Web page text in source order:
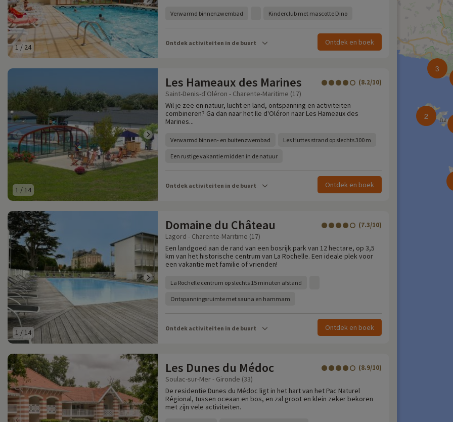
1 / 24
Verwarmd binnenzwembad Kinderclub met mascotte Dino
Ontdek activiteiten in de buurt Ontdek en boek
1 / 14
Les Hameaux des Marines (8.2/10)
Saint-Denis-d'Oléron - Charente-Maritime (17)
Wil je zee en natuur, lucht en land, ontspanning en activiteiten
combineren? Ga dan naar het Ile d'Oléron naar Les Hameaux des
Marines...
Verwarmd binnen- en buitenzwembad Les Huttes strand op slechts 300 m
Een rustige vakantie midden in de natuur
Ontdek activiteiten in de buurt Ontdek en boek
1 / 14
Domaine du Château (7.3/10)
Lagord - Charente-Maritime (17)
Een landgoed aan de rand van een bosrijk park van 12 hectare, op 3,5
km van het historische centrum van La Rochelle. Een ideale plek voor
een vakantie met familie of vrienden!
La Rochelle centrum op slechts 15 minuten afstand
Ontspanningsruimte met sauna en hammam
Ontdek activiteiten in de buurt Ontdek en boek
Les Dunes du Médoc (8.9/10)
Soulac-sur-Mer - Gironde (33)
De residentie Dunes du Médoc ligt in het hart van het Pac Naturel
Régional, tussen oceaan en bos, en zal groot en klein zeker bekoren
met zijn vele activiteiten.
3
2